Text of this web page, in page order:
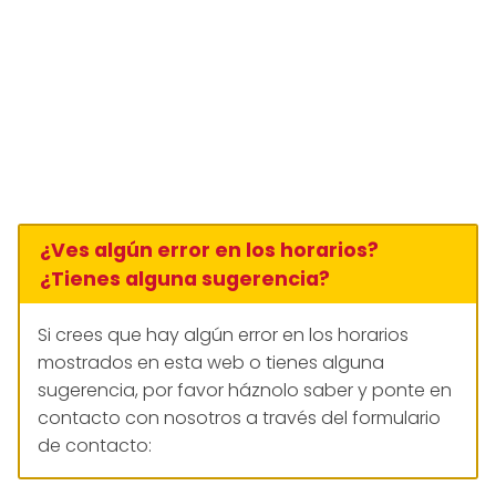
¿Ves algún error en los horarios?
¿Tienes alguna sugerencia?
Si crees que hay algún error en los horarios
mostrados en esta web o tienes alguna
sugerencia, por favor háznolo saber y ponte en
contacto con nosotros a través del formulario
de contacto: